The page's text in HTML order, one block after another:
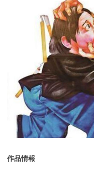
作品情報